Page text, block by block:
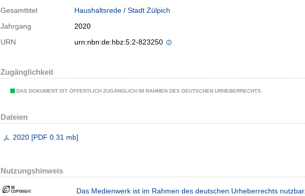
Gesamttitel
Haushaltsrede / Stadt Zülpich
Jahrgang
2020
URN
urn:nbn:de:hbz:5:2-823250
Zugänglichkeit
DAS DOKUMENT IST ÖFFENTLICH ZUGÄNGLICH IM RAHMEN DES DEUTSCHEN URHEBERRECHTS.
Dateien
2020 [PDF 0.31 mb]
Nutzungshinweis
Das Medienwerk ist im Rahmen des deutschen Urheberrechts nutzbar.